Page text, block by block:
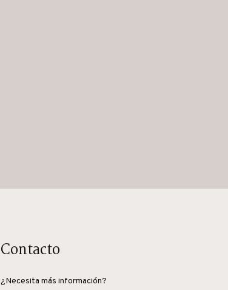
Contacto
¿Necesita más información?